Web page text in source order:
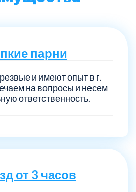
парни
и имеют опыт в г.
на вопросы и несем
ответственность.
от 3 часов